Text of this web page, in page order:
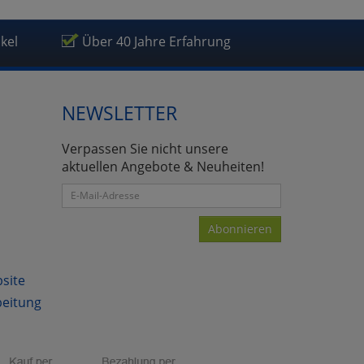
Über 40 Jahre Erfahrung
NEWSLETTER
Verpassen Sie nicht unsere
aktuellen Angebote & Neuheiten!
Abonnieren